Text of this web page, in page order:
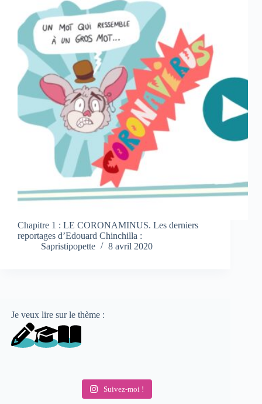
Chapitre 1 : LE CORONAMINUS. Les derniers
reportages d’Edouard Chinchilla :
Sapristipopette
8 avril 2020
Je veux lire sur le thème :
Suivez-moi !